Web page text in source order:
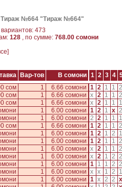
Тираж №664 "Тираж №664"
473
128 , по сумме: 768.00 сомони
]
Вар-тов В сомони 1 2 3 4
сом 1 6.66 сомони 1 2 1 1 2
сом 1 6.66 сомони x 2 1 1 2
сом 1 6.66 сомони x 2 1 1
1
1 6.00 сомони 1 2 1 x 2
1 6.00 сомони 2 2 1 1
1
сом 1 6.66 сомони 1 2 1 1 2
1 6.00 сомони 1 2 1 2
1
1 6.00 сомони 1 2 1 1 2
1 6.00 сомони x 2 1 1 2
1 6.00 сомони x 2 1 2 2
1 6.00 сомони 1 1 1 2 2
1 6.00 сомони x x 1 2
1
1 6.00 сомони 1 x 2 2 x